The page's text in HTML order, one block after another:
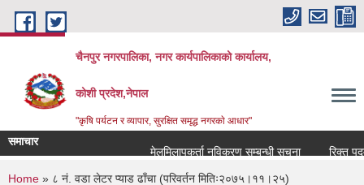
Skip to main content
चैनपुर नगरपालिका, नगर कार्यपालिकाको कार्यालय,
कोशी प्रदेश,नेपाल
"कृषि पर्यटन र व्यापार, सुरक्षित समृद्ध नगरकाे आधार"
समाचार
मेलमिलापकर्ता नविकरण सम्बन्धी सूचना
रिक्त
Home » ८ नं. वडा लेटर प्याड ढाँचा (परिवर्तन मितिः२०७५।११।२५)